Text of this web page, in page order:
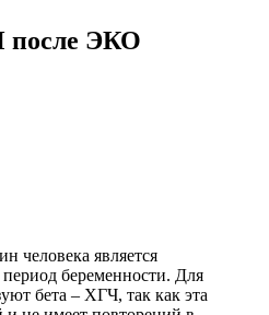
после ЭКО
человека является
беременности. Для
бета – ХГЧ, так как эта